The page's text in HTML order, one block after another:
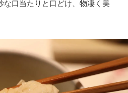
な口当たりと口どけ、物凄く美